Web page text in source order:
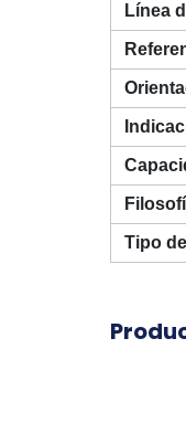
Línea
Tipo